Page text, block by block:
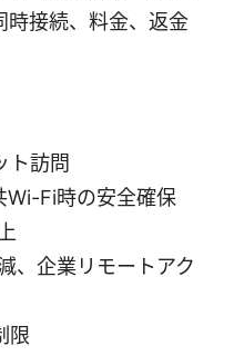
時接続、料金、返金
ト訪問
Wi-Fi時の安全確保
、企業リモートアク
限